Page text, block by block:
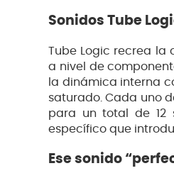
Sonidos Tube
Tube Logic recrea la
a nivel de
la dinámica interna
saturado. Cada uno
para un total de 12
específico que
Ese sonido